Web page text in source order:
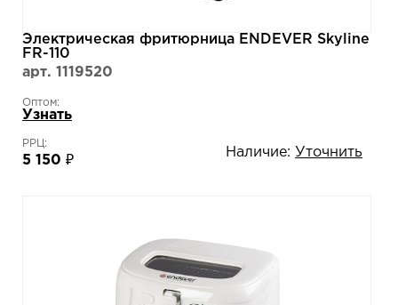
Электрическая фритюрница ENDEVER Skyline
FR-110
арт. 1119520
Оптом:
Узнать
РРЦ:
5 150 ₽
Наличие: Уточнить